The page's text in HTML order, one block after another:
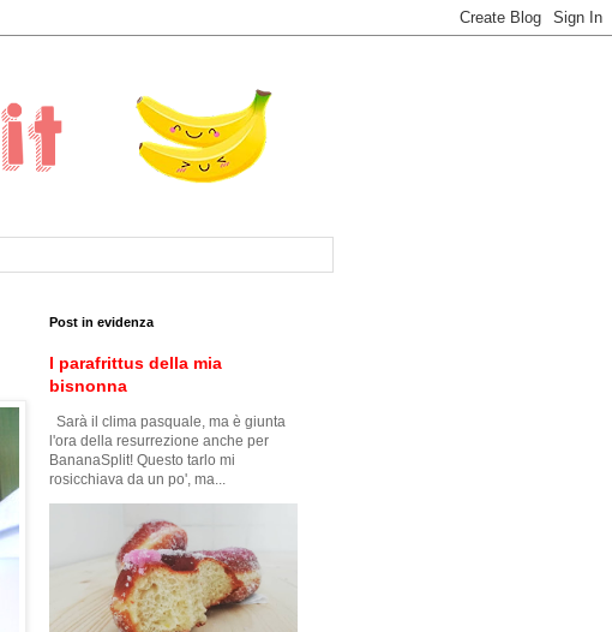
Post in evidenza
I parafrittus della mia
bisnonna
Sarà il clima pasquale, ma è giunta
l'ora della resurrezione anche per
BananaSplit! Questo tarlo mi
rosicchiava da un po', ma...